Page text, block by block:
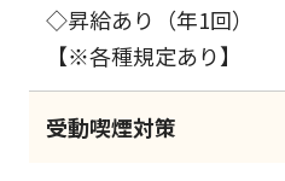
◇昇給あり（年1回）
【※各種規定あり】
受動喫煙対策